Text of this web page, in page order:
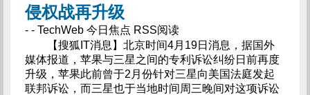
侵权战再升级
- - TechWeb 今日焦点 RSS阅读
【搜狐IT消息】北京时间4月19日消息，据国外
媒体报道，苹果与三星之间的专利诉讼纠纷日前再度
升级，苹果此前曾于2月份针对三星向美国法庭发起
联邦诉讼，而三星也于当地时间周三晚间对这项诉讼